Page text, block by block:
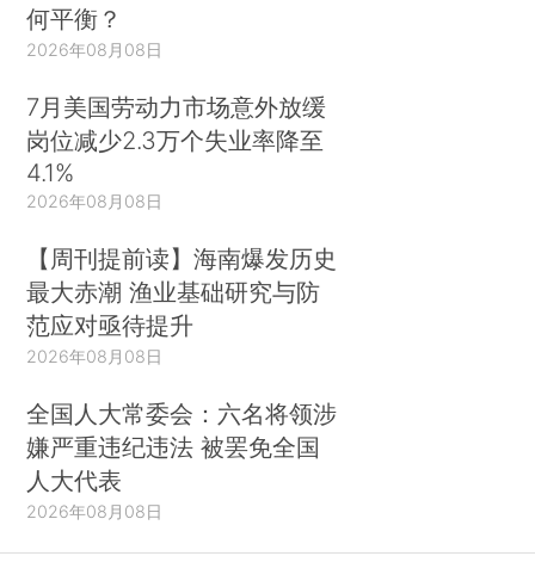
何平衡？
2026年08月08日
7月美国劳动力市场意外放缓
岗位减少2.3万个失业率降至
4.1%
2026年08月08日
【周刊提前读】海南爆发历史
最大赤潮 渔业基础研究与防
范应对亟待提升
2026年08月08日
全国人大常委会：六名将领涉
嫌严重违纪违法 被罢免全国
人大代表
2026年08月08日